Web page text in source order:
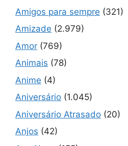
Amigos para sempre (321)
Amizade (2.979)
Amor (769)
Animais (78)
Anime (4)
Aniversário (1.045)
Aniversário Atrasado (20)
Anjos (42)